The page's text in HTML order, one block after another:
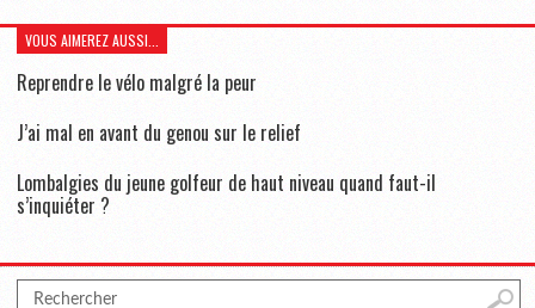
VOUS AIMEREZ AUSSI...
Reprendre le vélo malgré la peur
J’ai mal en avant du genou sur le relief
Lombalgies du jeune golfeur de haut niveau quand faut-il
s’inquiéter ?